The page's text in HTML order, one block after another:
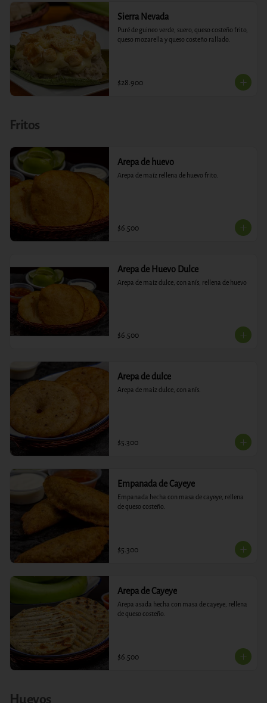
Sierra Nevada
Puré de guineo verde, suero, queso costeño frito,
queso mozarella y queso costeño rallado.
$28.900
Fritos
Arepa de huevo
Arepa de maíz rellena de huevo frito.
$6.500
Arepa de Huevo Dulce
Arepa de maiz dulce, con anís, rellena de huevo
$6.500
Arepa de dulce
Arepa de maiz dulce, con anís.
$5.300
Empanada de Cayeye
Empanada hecha con masa de cayeye, rellena
de queso costeño.
$5.300
Arepa de Cayeye
Arepa asada hecha con masa de cayeye, rellena
de queso costeño.
$6.500
Huevos